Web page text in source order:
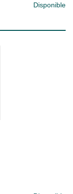
Disponible